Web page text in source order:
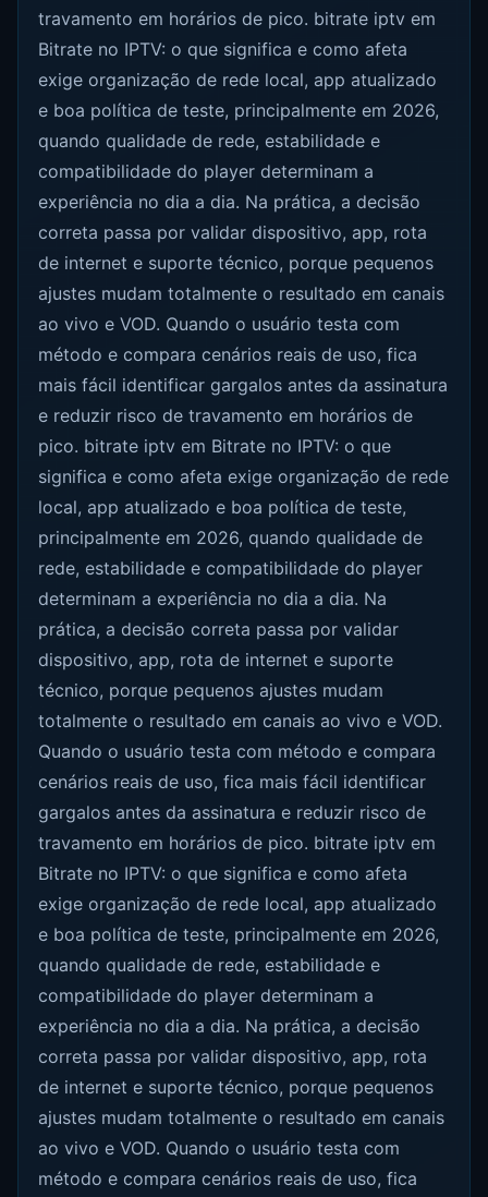
travamento em horários de pico. bitrate iptv em
Bitrate no IPTV: o que significa e como afeta
exige organização de rede local, app atualizado
e boa política de teste, principalmente em 2026,
quando qualidade de rede, estabilidade e
compatibilidade do player determinam a
experiência no dia a dia. Na prática, a decisão
correta passa por validar dispositivo, app, rota
de internet e suporte técnico, porque pequenos
ajustes mudam totalmente o resultado em canais
ao vivo e VOD. Quando o usuário testa com
método e compara cenários reais de uso, fica
mais fácil identificar gargalos antes da assinatura
e reduzir risco de travamento em horários de
pico. bitrate iptv em Bitrate no IPTV: o que
significa e como afeta exige organização de rede
local, app atualizado e boa política de teste,
principalmente em 2026, quando qualidade de
rede, estabilidade e compatibilidade do player
determinam a experiência no dia a dia. Na
prática, a decisão correta passa por validar
dispositivo, app, rota de internet e suporte
técnico, porque pequenos ajustes mudam
totalmente o resultado em canais ao vivo e VOD.
Quando o usuário testa com método e compara
cenários reais de uso, fica mais fácil identificar
gargalos antes da assinatura e reduzir risco de
travamento em horários de pico. bitrate iptv em
Bitrate no IPTV: o que significa e como afeta
exige organização de rede local, app atualizado
e boa política de teste, principalmente em 2026,
quando qualidade de rede, estabilidade e
compatibilidade do player determinam a
experiência no dia a dia. Na prática, a decisão
correta passa por validar dispositivo, app, rota
de internet e suporte técnico, porque pequenos
ajustes mudam totalmente o resultado em canais
ao vivo e VOD. Quando o usuário testa com
método e compara cenários reais de uso, fica